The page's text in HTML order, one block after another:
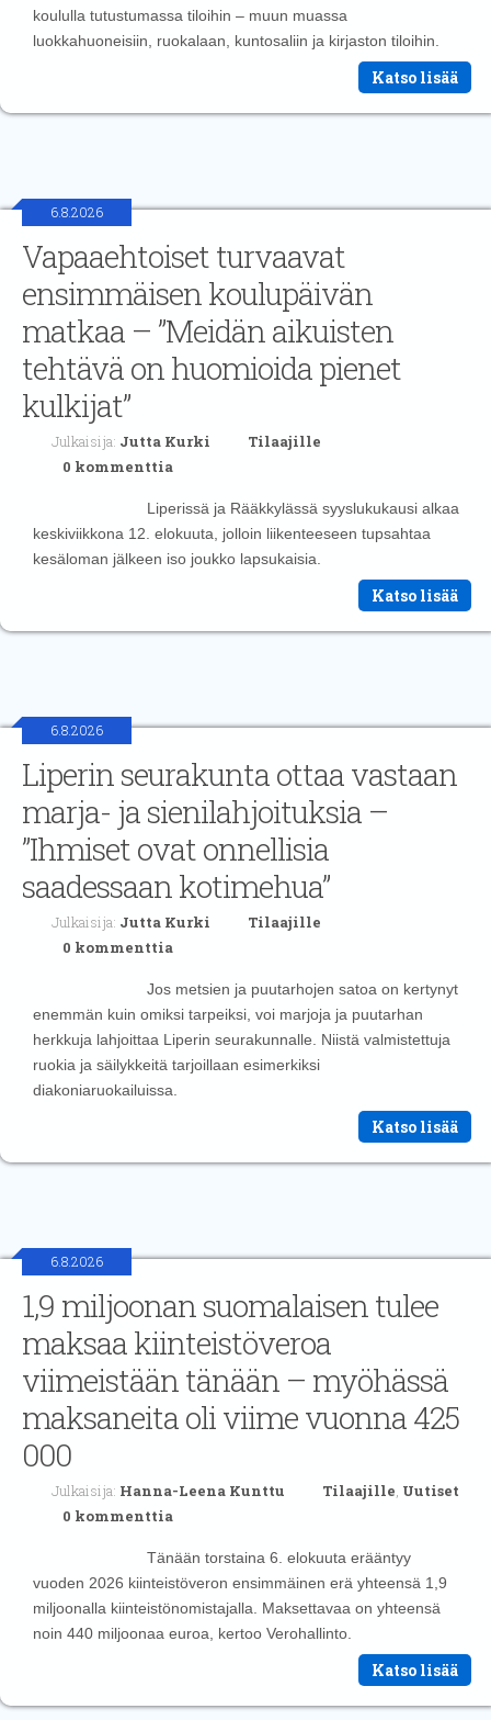
koululla tutustumassa tiloihin – muun muassa
luokkahuoneisiin, ruokalaan, kuntosaliin ja kirjaston tiloihin.
Katso lisää
6.8.2026
Vapaaehtoiset turvaavat
ensimmäisen koulupäivän
matkaa – ”Meidän aikuisten
tehtävä on huomioida pienet
kulkijat”
Julkaisija: Jutta Kurki
Tilaajille
0 kommenttia
Liperissä ja Rääkkylässä syyslukukausi alkaa
keskiviikkona 12. elokuuta, jolloin liikenteeseen tupsahtaa
kesäloman jälkeen iso joukko lapsukaisia.
Katso lisää
6.8.2026
Liperin seurakunta ottaa vastaan
marja- ja sienilahjoituksia –
”Ihmiset ovat onnellisia
saadessaan kotimehua”
Julkaisija: Jutta Kurki
Tilaajille
0 kommenttia
Jos metsien ja puutarhojen satoa on kertynyt
enemmän kuin omiksi tarpeiksi, voi marjoja ja puutarhan
herkkuja lahjoittaa Liperin seurakunnalle. Niistä valmistettuja
ruokia ja säilykkeitä tarjoillaan esimerkiksi
diakoniaruokailuissa.
Katso lisää
6.8.2026
1,9 miljoonan suomalaisen tulee
maksaa kiinteistöveroa
viimeistään tänään – myöhässä
maksaneita oli viime vuonna 425
000
Julkaisija: Hanna-Leena Kunttu Tilaajille, Uutiset
0 kommenttia
Tänään torstaina 6. elokuuta erääntyy
vuoden 2026 kiinteistöveron ensimmäinen erä yhteensä 1,9
miljoonalla kiinteistönomistajalla. Maksettavaa on yhteensä
noin 440 miljoonaa euroa, kertoo Verohallinto.
Katso lisää